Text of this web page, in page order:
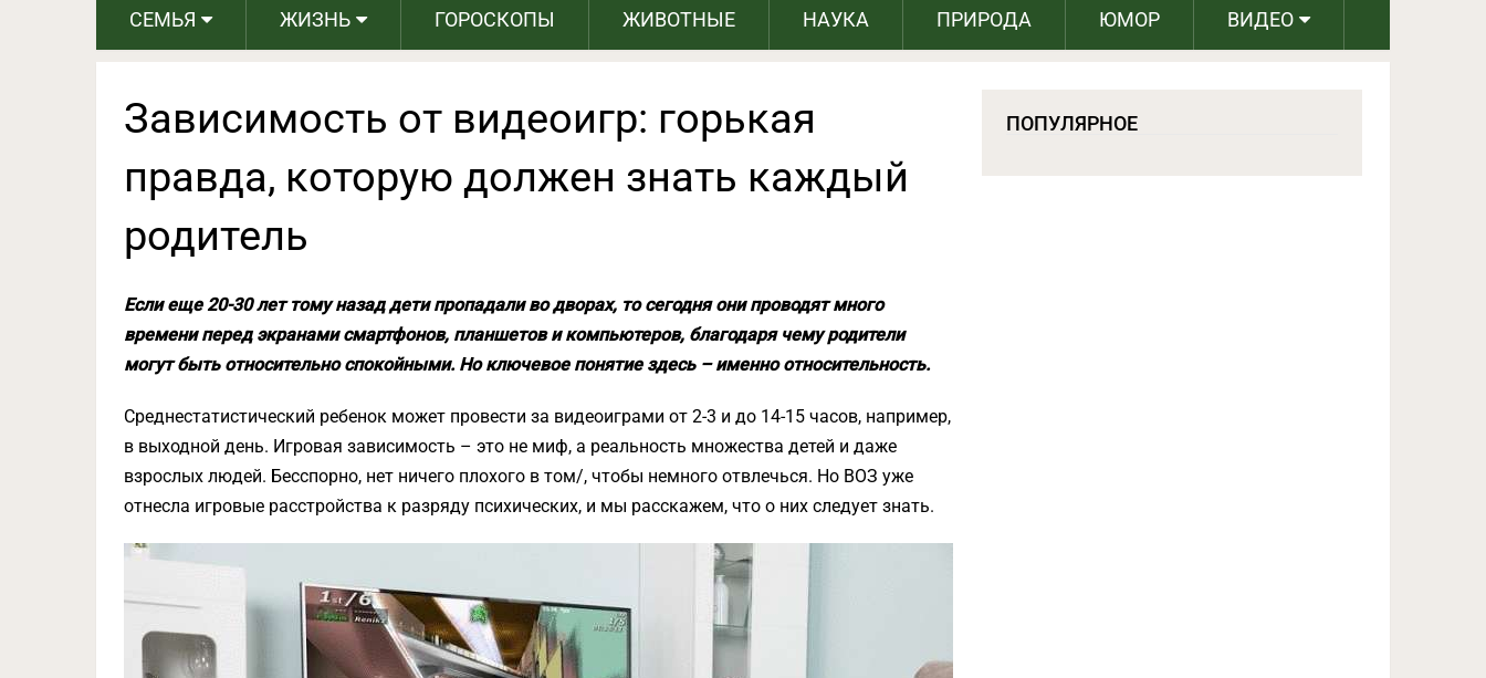
СЕМЬЯ ЖИЗНЬ ГОРОСКОПЫ ЖИВОТНЫЕ НАУКА ПРИРОДА ЮМОР ВИДЕО
Зависимость от видеоигр: горькая
правда, которую должен знать каждый
родитель
Если еще 20-30 лет тому назад дети пропадали во дворах, то сегодня они проводят много
времени перед экранами смартфонов, планшетов и компьютеров, благодаря чему родители
могут быть относительно спокойными. Но ключевое понятие здесь – именно относительность.
Среднестатистический ребенок может провести за видеоиграми от 2-3 и до 14-15 часов, например,
в выходной день. Игровая зависимость – это не миф, а реальность множества детей и даже
взрослых людей. Бесспорно, нет ничего плохого в том/, чтобы немного отвлечься. Но ВОЗ уже
отнесла игровые расстройства к разряду психических, и мы расскажем, что о них следует знать.
ПОПУЛЯРНОЕ